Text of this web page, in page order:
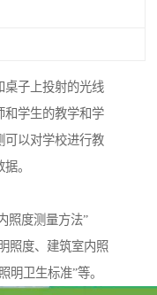
桌子上投射的光线
和学生的教学和学
可以对学校进行教
。
照度测量方法”
照度、建筑室内照
明卫生标准”等。